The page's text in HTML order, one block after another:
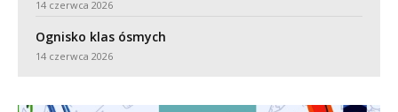
14 czerwca 2026
Ognisko klas ósmych
14 czerwca 2026